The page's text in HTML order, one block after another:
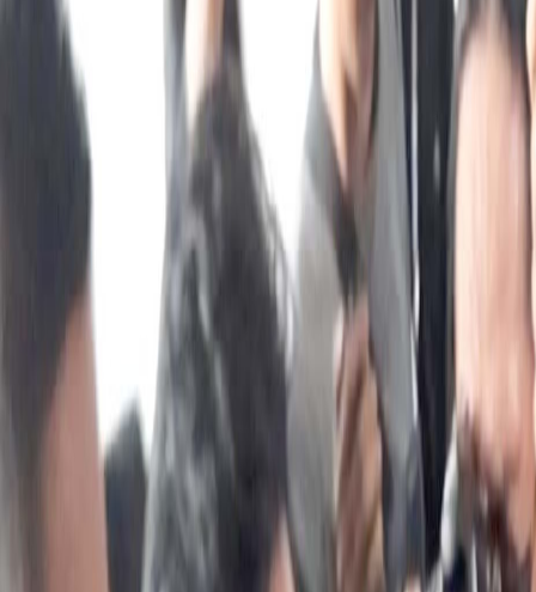
Konsultasi Syariah
Resonansi
Sejarah
Iqtishodia
Sastra
Literasi Umat